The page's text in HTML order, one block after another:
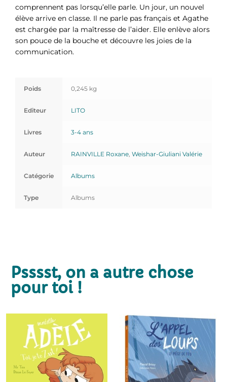
comprennent pas lorsqu’elle parle. Un jour, un nouvel
élève arrive en classe. Il ne parle pas français et Agathe
est chargée par la maîtresse de l’aider. Elle enlève alors
son pouce de la bouche et découvre les joies de la
communication.
Poids 0,245 kg
Editeur LITO
Livres 3-4 ans
Auteur RAINVILLE Roxane, Weishar-Giuliani Valérie
Catégorie Albums
Type Albums
Psssst, on a autre chose
pour toi !